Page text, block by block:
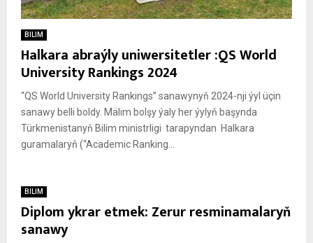
BILIM
Halkara abraýly uniwersitetler :QS World
University Rankings 2024
“QS World University Rankings” sanawynyň 2024-nji ýyl üçin
sanawy belli boldy. Mälim bolşy ýaly her ýylyň başynda
Türkmenistanyň Bilim ministrligi tarapyndan Halkara
guramalaryň (“Academic Ranking...
BILIM
Diplom ykrar etmek: Zerur resminamalaryň
sanawy